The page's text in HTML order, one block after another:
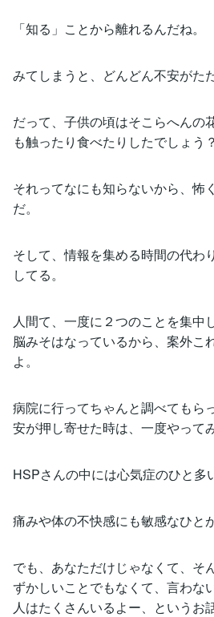
「知る」ことから離れるんだね。
みてしまうと、どんどん不安がた
だって、子供の頃はそこらへんの
も触ったり食べたりしたでしょう
それってなにも知らないから、怖
だ。
そして、情報を集める時間の代わ
してる。
人間て、一度に２つのことを集中
脳みそはなっているから、案外こ
よ。
病院に行ってちゃんと調べてもら
安が押し寄せた時は、一度やって
HSPさんの中には心気症のひと多
痛みや体の不快感にも敏感なひと
でも、あなただけじゃなくて、そ
ずかしいことでもなくて、言わな
人はたくさんいるよー、というお